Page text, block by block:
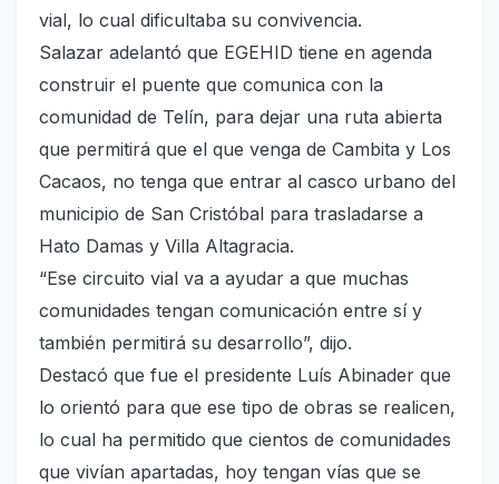
vial, lo cual dificultaba su convivencia.
Salazar adelantó que EGEHID tiene en agenda
construir el puente que comunica con la
comunidad de Telín, para dejar una ruta abierta
que permitirá que el que venga de Cambita y Los
Cacaos, no tenga que entrar al casco urbano del
municipio de San Cristóbal para trasladarse a
Hato Damas y Villa Altagracia.
“Ese circuito vial va a ayudar a que muchas
comunidades tengan comunicación entre sí y
también permitirá su desarrollo”, dijo.
Destacó que fue el presidente Luís Abinader que
lo orientó para que ese tipo de obras se realicen,
lo cual ha permitido que cientos de comunidades
que vivían apartadas, hoy tengan vías que se